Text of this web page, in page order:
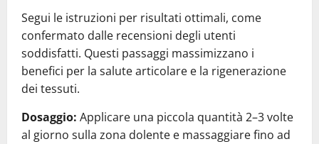
Segui le istruzioni per risultati ottimali, come
confermato dalle recensioni degli utenti
soddisfatti. Questi passaggi massimizzano i
benefici per la salute articolare e la rigenerazione
dei tessuti.
Dosaggio: Applicare una piccola quantità 2–3 volte
al giorno sulla zona dolente e massaggiare fino ad